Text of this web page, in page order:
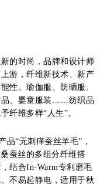
的时尚，品牌和设计师
游，纤维新技术、新产
性。瑜伽服、防晒服、
品、婴童服装……纺织品
纤维多样“人生”。
品“无刺痒蚕丝羊毛”，
蚕丝的多组分纤维搭
结合In-Warm专利磨毛
不易起静电，适用于秋